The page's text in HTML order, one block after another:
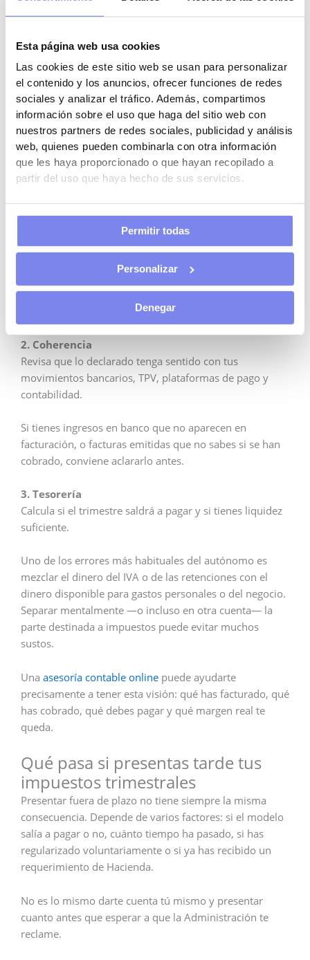
Esta página web usa cookies
Las cookies de este sitio web se usan para personalizar
el contenido y los anuncios, ofrecer funciones de redes
sociales y analizar el tráfico. Además, compartimos
información sobre el uso que haga del sitio web con
nuestros partners de redes sociales, publicidad y análisis
web, quienes pueden combinarla con otra información
que les haya proporcionado o que hayan recopilado a
partir del uso que haya hecho de sus servicios.
Permitir todas
Personalizar
Denegar
Antes de presentar tus obligaciones fiscales del tercer
trimestre, dedica un momento a revisar la información
como si fuera una mesa de control del negocio.
No se trata solo de cumplir con Hacienda. Se trata de
saber cómo va tu actividad.
Comprueba tres bloques:
recibidas, justificantes de pago, extractos bancarios y
contratos relevantes.
Si falta documentación, es mejor detectarlo antes de
presentar que meses después, cuando ya estás
preparando el cierre del año.
2. Coherencia
Revisa que lo declarado tenga sentido con tus
movimientos bancarios, TPV, plataformas de pago y
contabilidad.
Si tienes ingresos en banco que no aparecen en
facturación, o facturas emitidas que no sabes si se han
cobrado, conviene aclararlo antes.
3. Tesorería
Calcula si el trimestre saldrá a pagar y si tienes liquidez
suficiente.
Uno de los errores más habituales del autónomo es
mezclar el dinero del IVA o de las retenciones con el
dinero disponible para gastos personales o del negocio.
Separar mentalmente —o incluso en otra cuenta— la
parte destinada a impuestos puede evitar muchos
sustos.
Una asesoría contable online puede ayudarte
precisamente a tener esta visión: qué has facturado, qué
has cobrado, qué debes pagar y qué margen real te
queda.
Qué pasa si presentas tarde tus
impuestos trimestrales
Presentar fuera de plazo no tiene siempre la misma
consecuencia. Depende de varios factores: si el modelo
salía a pagar o no, cuánto tiempo ha pasado, si has
regularizado voluntariamente o si ya has recibido un
requerimiento de Hacienda.
No es lo mismo darte cuenta tú mismo y presentar
cuanto antes que esperar a que la Administración te
reclame.